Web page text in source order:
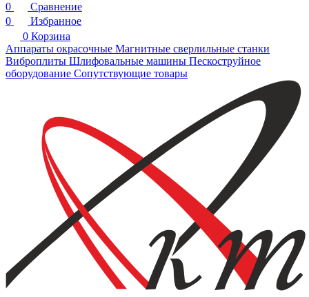
0
Сравнение
0
Избранное
0 Корзина
Аппараты окрасочные Магнитные сверлильные станки
Виброплиты Шлифовальные машины Пескоструйное
оборудование Сопутствующие товары